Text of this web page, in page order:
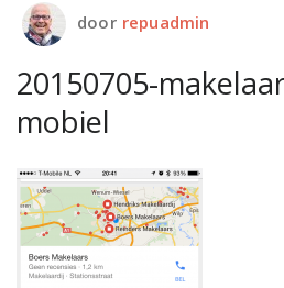
door repuadmin
20150705-
mobiel